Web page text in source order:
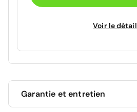
Voir le détail
Garantie et entretien